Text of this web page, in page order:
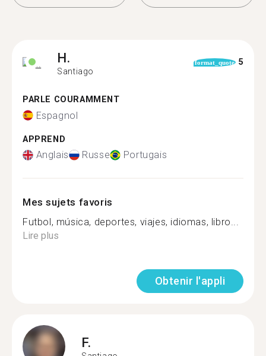
H.
Santiago
format_quote 5
PARLE COURAMMENT
Espagnol
APPREND
Anglais Russe Portugais
Mes sujets favoris
Futbol, música, deportes, viajes, idiomas, libro...
Lire plus
Obtenir l'appli
F.